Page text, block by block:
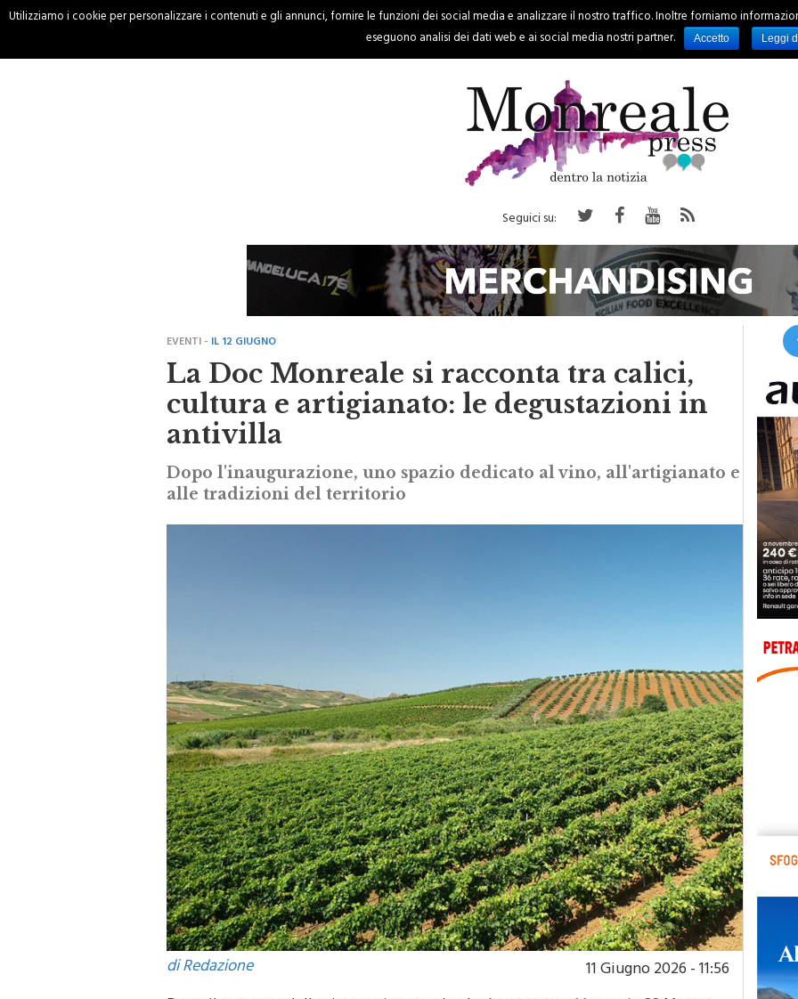
HOME CRONACA PALERMO REGIONE EVENTI RUBRICHE SPORT
Seguici su:
La Doc Monreale si racconta tra calici,
cultura e artigianato: le degustazioni in
antivilla
Dopo l'inaugurazione, uno spazio dedicato al vino, all'artigianato e
alle tradizioni del territorio
di Redazione
11 Giugno 2026 - 11:56
Utilizziamo i cookie per personalizzare i contenuti e gli annunci, fornire le funzioni dei social media e analizzare il nostro traffico. Inoltre forniamo
eseguono analisi dei dati web e ai social media nostri partner.
Accetto Leggi